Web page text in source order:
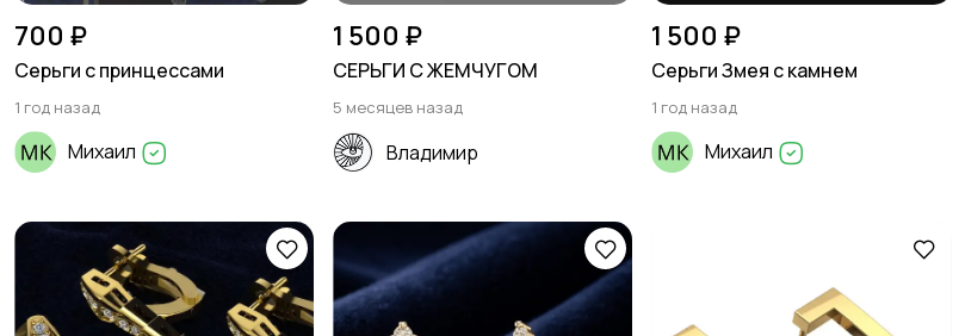
700 ₽
Серьги с принцессами
1 год назад
Михаил
1 500 ₽
СЕРЬГИ С ЖЕМЧУГОМ
5 месяцев назад
Владимир
1 500 ₽
Серьги Змея с камнем
1 год назад
Михаил